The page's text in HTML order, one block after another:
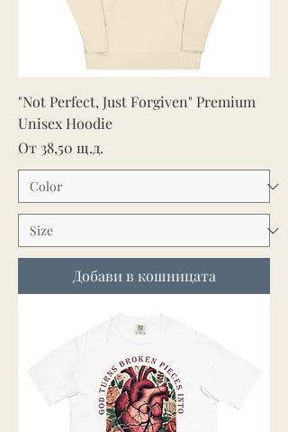
"Not Perfect, Just Forgiven" Premium
Unisex Hoodie
От 38,50 щ.д.
Продажна цена
Добави в кошницата